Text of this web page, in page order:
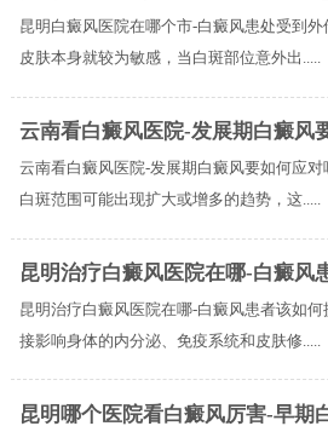
昆明白癜风医院在哪个市-白癜风患处受到
皮肤本身就较为敏感，当白斑部位意外出.....
云南看白癜风医院-发展期白癜风
云南看白癜风医院-发展期白癜风要如何应对
白斑范围可能出现扩大或增多的趋势，这.....
昆明治疗白癜风医院在哪-白癜风
昆明治疗白癜风医院在哪-白癜风患者该如
接影响身体的内分泌、免疫系统和皮肤修.....
昆明哪个医院看白癜风厉害-早期